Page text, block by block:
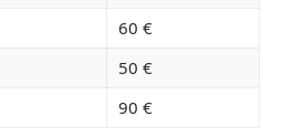
60 €
50 €
90 €